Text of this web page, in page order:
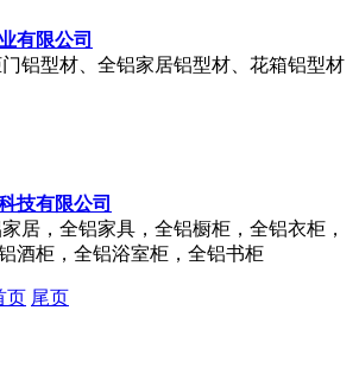
有限公司
铝型材、全铝家居铝型材、花箱铝型材
技有限公司
居，全铝家具，全铝橱柜，全铝衣柜，
酒柜，全铝浴室柜，全铝书柜
页 尾页